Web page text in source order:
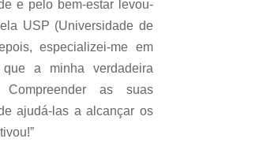
e pelo bem-estar levou-
USP (Universidade de
especializei-me em
a minha verdadeira
as suas
ajudá-las a alcançar os